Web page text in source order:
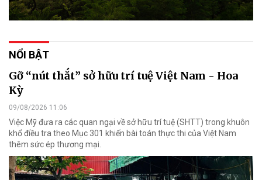
NỔI BẬT
Gỡ “nút thắt” sở hữu trí tuệ Việt Nam - Hoa
Kỳ
09/08/2026 11:06
Việc Mỹ đưa ra các quan ngại về sở hữu trí tuệ (SHTT) trong khuôn
khổ điều tra theo Mục 301 khiến bài toán thực thi của Việt Nam
thêm sức ép thương mại.